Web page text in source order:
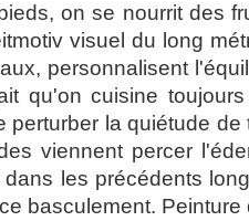
on se nourrit des
visuel du long
personnalisent
qu'on cuisine
perturber la quiétude
viennent percer
les précédents
basculement.